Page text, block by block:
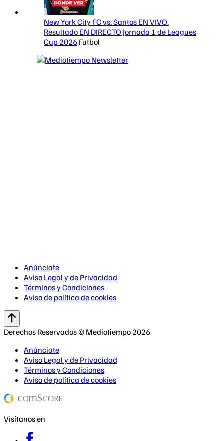
New York City FC vs. Santos EN VIVO.
Resultado EN DIRECTO Jornada 1 de Leagues
Cup 2026 Futbol
Anúnciate
Aviso Legal y de Privacidad
Términos y Condiciones
Aviso de política de cookies
Derechos Reservados © Mediotiempo 2026
Anúnciate
Aviso Legal y de Privacidad
Términos y Condiciones
Aviso de política de cookies
Visítanos en